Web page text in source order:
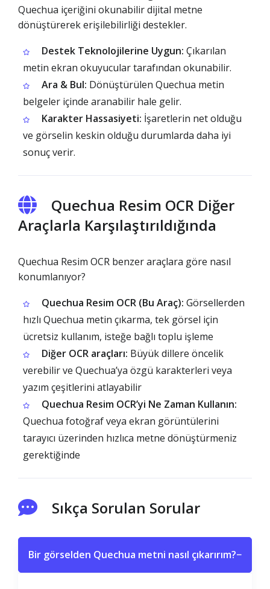
Quechua içeriğini okunabilir dijital metne
dönüştürerek erişilebilirliği destekler.
Destek Teknolojilerine Uygun: Çıkarılan
metin ekran okuyucular tarafından okunabilir.
Ara & Bul: Dönüştürülen Quechua metin
belgeler içinde aranabilir hale gelir.
Karakter Hassasiyeti: İşaretlerin net olduğu
ve görselin keskin olduğu durumlarda daha iyi
sonuç verir.
Quechua Resim OCR Diğer
Araçlarla Karşılaştırıldığında
Quechua Resim OCR benzer araçlara göre nasıl
konumlanıyor?
Quechua Resim OCR (Bu Araç): Görsellerden
hızlı Quechua metin çıkarma, tek görsel için
ücretsiz kullanım, isteğe bağlı toplu işleme
Diğer OCR araçları: Büyük dillere öncelik
verebilir ve Quechua’ya özgü karakterleri veya
yazım çeşitlerini atlayabilir
Quechua Resim OCR’yi Ne Zaman Kullanın:
Quechua fotoğraf veya ekran görüntülerini
tarayıcı üzerinden hızlıca metne dönüştürmeniz
gerektiğinde
Sıkça Sorulan Sorular
Bir görselden Quechua metni nasıl çıkarırım?−